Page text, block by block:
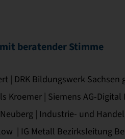
beratender Stimme
| DRK Bildungswerk Sachsen
Kroemer | Siemens AG-
| Industrie- und
| IG Metall Bezirksleitung